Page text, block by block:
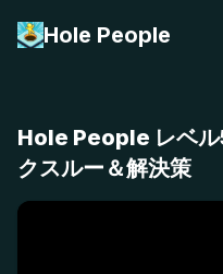
Hole People
Hole People レベ
クスルー＆解決策